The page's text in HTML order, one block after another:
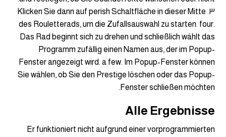
٣. Klicken Sie dann auf perish Schaltfläche in dieser Mitte
des Rouletterads, um die Zufallsauswahl zu starten. four.
Das Rad beginnt sich zu drehen und schließlich wählt das
Programm zufällig einen Namen aus, der im Popup-
Fenster angezeigt wird. a few. Im Popup-Fenster können
Sie wählen, ob Sie den Prestige löschen oder das Popup-
Fenster schließen möchten.
Alle Ergebnisse
Er funktioniert nicht aufgrund einer vorprogrammierten